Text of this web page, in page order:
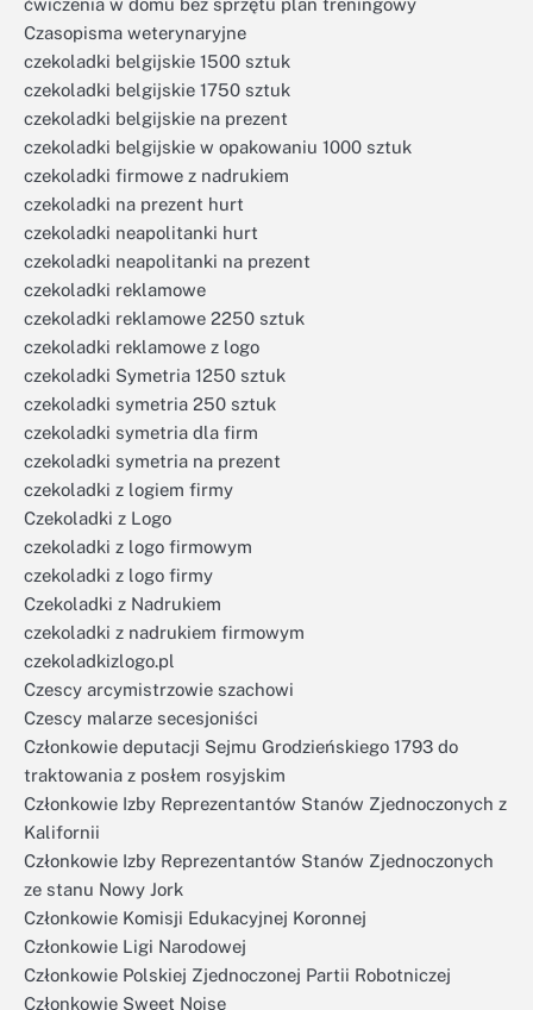
ćwiczenia w domu bez sprzętu plan treningowy
Czasopisma weterynaryjne
czekoladki belgijskie 1500 sztuk
czekoladki belgijskie 1750 sztuk
czekoladki belgijskie na prezent
czekoladki belgijskie w opakowaniu 1000 sztuk
czekoladki firmowe z nadrukiem
czekoladki na prezent hurt
czekoladki neapolitanki hurt
czekoladki neapolitanki na prezent
czekoladki reklamowe
czekoladki reklamowe 2250 sztuk
czekoladki reklamowe z logo
czekoladki Symetria 1250 sztuk
czekoladki symetria 250 sztuk
czekoladki symetria dla firm
czekoladki symetria na prezent
czekoladki z logiem firmy
Czekoladki z Logo
czekoladki z logo firmowym
czekoladki z logo firmy
Czekoladki z Nadrukiem
czekoladki z nadrukiem firmowym
czekoladkizlogo.pl
Czescy arcymistrzowie szachowi
Czescy malarze secesjoniści
Członkowie deputacji Sejmu Grodzieńskiego 1793 do
traktowania z posłem rosyjskim
Członkowie Izby Reprezentantów Stanów Zjednoczonych z
Kalifornii
Członkowie Izby Reprezentantów Stanów Zjednoczonych
ze stanu Nowy Jork
Członkowie Komisji Edukacyjnej Koronnej
Członkowie Ligi Narodowej
Członkowie Polskiej Zjednoczonej Partii Robotniczej
Członkowie Sweet Noise